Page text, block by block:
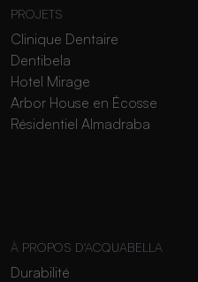
PROJETS
Clinique Dentaire
Dentibela
Hotel Mirage
Arbor House en Écosse
Résidentiel Almadraba
À PROPOS D'ACQUABELLA
Durabilité